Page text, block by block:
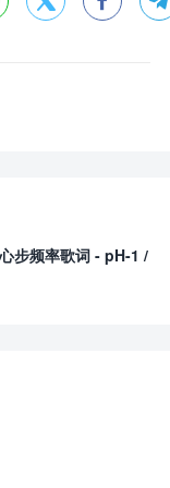
步频率歌词 - pH-1 /